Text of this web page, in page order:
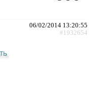
06/02/2014 13:20:55
#1932654